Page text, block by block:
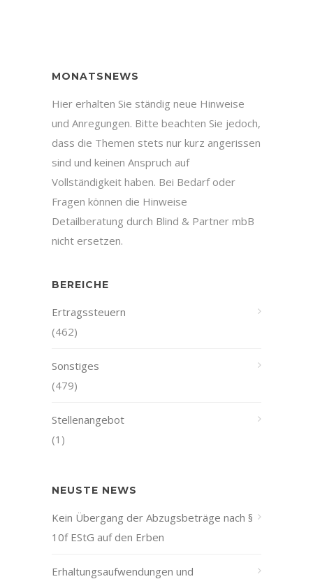
MONATSNEWS
Hier erhalten Sie ständig neue Hinweise
und Anregungen. Bitte beachten Sie jedoch,
dass die Themen stets nur kurz angerissen
sind und keinen Anspruch auf
Vollständigkeit haben. Bei Bedarf oder
Fragen können die Hinweise
Detailberatung durch Blind & Partner mbB
nicht ersetzen.
BEREICHE
Ertragssteuern
(462)
Sonstiges
(479)
Stellenangebot
(1)
NEUSTE NEWS
Kein Übergang der Abzugsbeträge nach §
10f EStG auf den Erben
Erhaltungsaufwendungen und